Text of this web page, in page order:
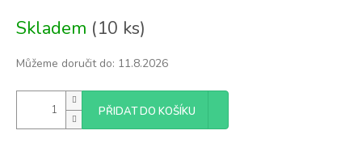
Skladem (10 ks)
Můžeme doručit do: 11.8.2026
PŘIDAT DO KOŠÍKU